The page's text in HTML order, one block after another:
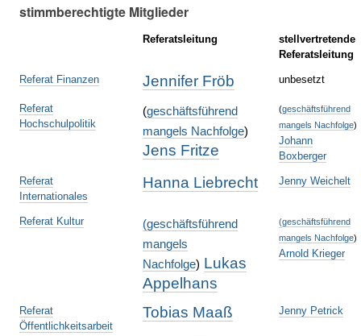
stimmberechtigte Mitglieder
Referatsleitung
stellvertretende
Referatsleitung
Referat Finanzen Jennifer Fröb unbesetzt
Referat
Hochschulpolitik
(geschäftsführend
mangels Nachfolge)
Jens Fritze
(geschäftsführend
mangels Nachfolge)
Johann
Boxberger
Referat
Internationales
Hanna Liebrecht Jenny Weichelt
Referat Kultur (geschäftsführend
mangels
Nachfolge) Lukas
Appelhans
(geschäftsführend
mangels Nachfolge)
Arnold Krieger
Referat
Öffentlichkeitsarbeit
Tobias Maaß Jenny Petrick